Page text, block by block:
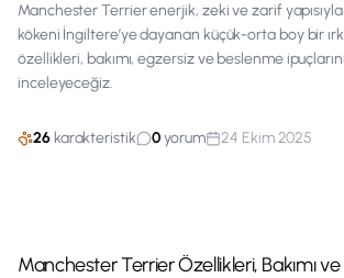
Manchester Terrier enerjik, zeki ve zarif
kökeni İngiltere’ye dayanan küçük-orta boy bir
özellikleri, bakımı, egzersiz ve beslenme
inceleyeceğiz.
26 karakteristik 0yorum 24 Ekim 2025
Manchester Terrier Özellikleri, Bakımı